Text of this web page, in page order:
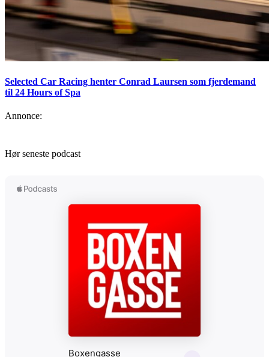
Selected Car Racing henter Conrad Laursen som fjerdemand
til 24 Hours of Spa
Annonce:
Hør seneste podcast